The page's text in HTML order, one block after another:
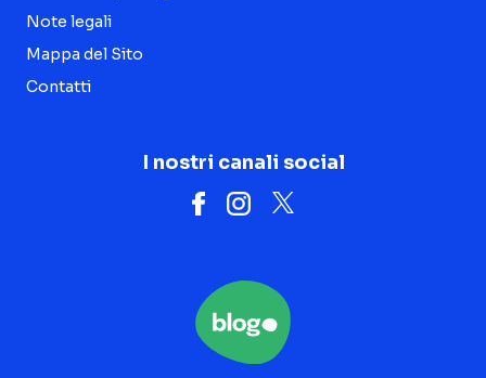
Note legali
Mappa del Sito
Contatti
I nostri canali social